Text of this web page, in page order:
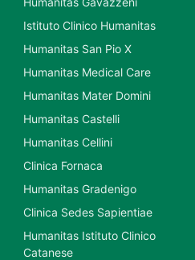
Istituto Clinico Humanitas
Humanitas San Pio X
Humanitas Medical Care
Humanitas Mater Domini
Humanitas Castelli
Humanitas Cellini
Clinica Fornaca
Humanitas Gradenigo
Clinica Sedes Sapientiae
Humanitas Istituto Clinico
Catanese